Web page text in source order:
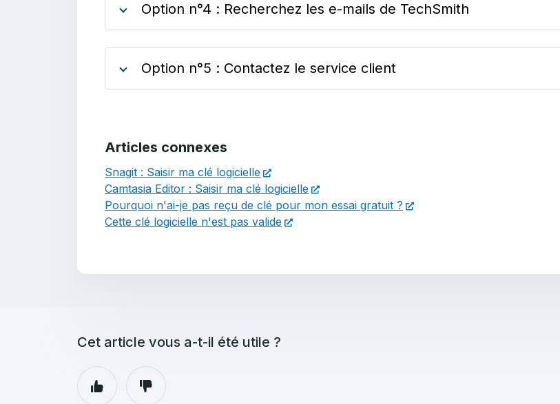
Option n°4 : Recherchez les e-mails de TechSmith
Option n°5 : Contactez le service client
Articles connexes
Snagit : Saisir ma clé logicielle
Camtasia Editor : Saisir ma clé logicielle
Pourquoi n'ai-je pas reçu de clé pour mon essai gratuit ?
Cette clé logicielle n'est pas valide
Cet article vous a-t-il été utile ?